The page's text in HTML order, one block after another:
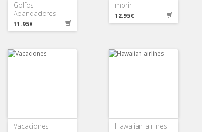
Golfos
Apandadores
11.95€
morir
12.95€
Vacaciones Hawaiian-airlines